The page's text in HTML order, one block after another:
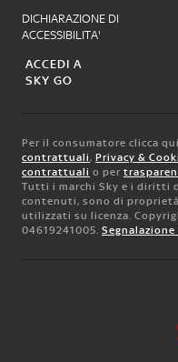
DICHIARAZIONE DI
ACCESSIBILITA'
ACCEDI A
SKY GO
Per il consumatore clicca
contrattuali, Privacy &
contrattuali o per
Tutti i marchi Sky e i diritti
contenuti, sono di
utilizzati su licenza.
04619241005. Segnalazione